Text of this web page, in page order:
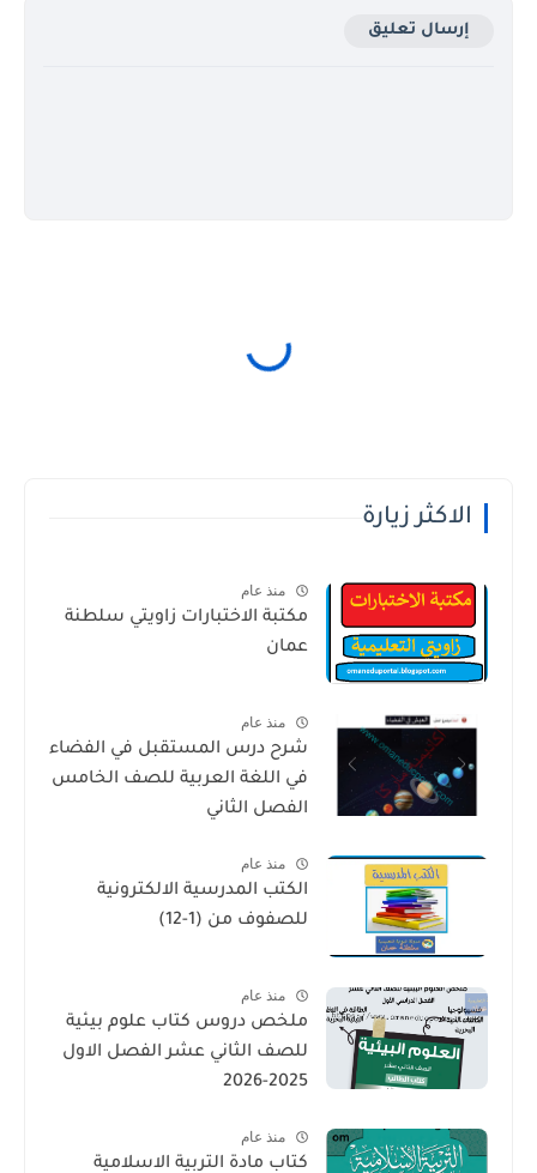
إرسال تعليق
الاكثر زيارة
منذ عام
مكتبة الاختبارات زاويتي سلطنة
عمان
منذ عام
شرح درس المستقبل في الفضاء
في اللغة العربية للصف الخامس
الفصل الثاني
منذ عام
الكتب المدرسية الالكترونية
للصفوف من (1-12)
منذ عام
ملخص دروس كتاب علوم بيئية
للصف الثاني عشر الفصل الاول
2025-2026
منذ عام
كتاب مادة التربية الاسلامية